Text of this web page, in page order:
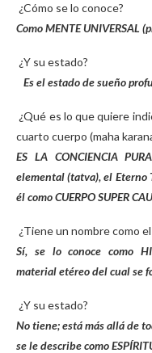
¿Cómo se lo conoce?
Como MENTE UNIVERSAL
¿Y su estado?
Es el estado de sueño
¿Qué es lo que quiere
cuarto cuerpo (maha
ES LA CONCIENCIA
elemental (tatva), el Eterno
él como CUERPO SUPER
¿Tiene un nombre como
Sí, se lo conoce como
material etéreo del cual se
¿Y su estado?
No tiene; está más allá de
se le describe como